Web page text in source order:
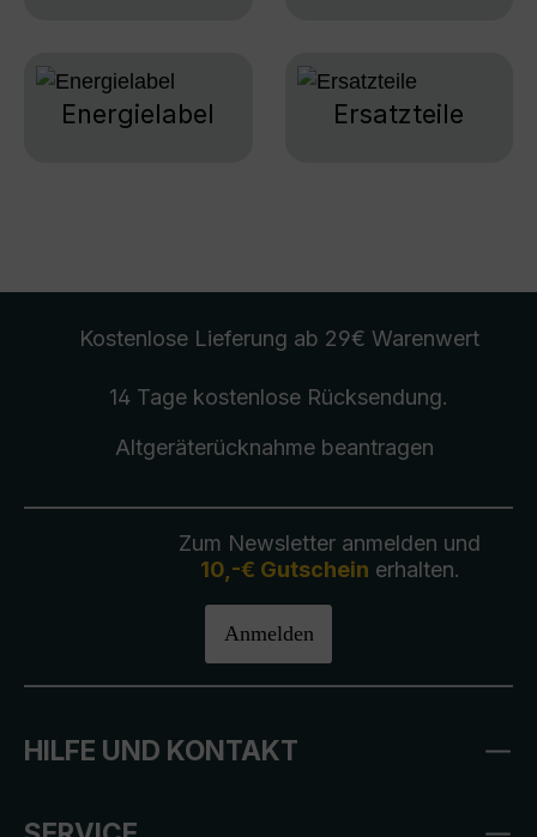
Energielabel Ersatzteile
Kostenlose Lieferung ab 29€ Warenwert
14 Tage kostenlose Rücksendung.
Altgeräterücknahmebeantragen
Zum Newsletter anmelden und
10,-€ Gutschein erhalten.
Anmelden
HILFE UND KONTAKT